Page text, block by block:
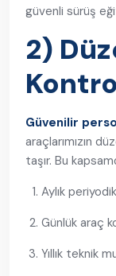
güvenli sürüş
2)
Güvenilir
araçlarımızın
taşır. Bu
Aylık
Günlük araç
Yıllık teknik